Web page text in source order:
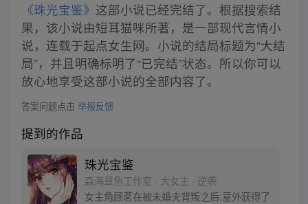
《珠光宝鉴》 这部小说已经完结了。根据搜索结
果，该小说由短耳猫咪所著，是一部现代言情小
说，连载于起点女生网。小说的结局标题为“大结
局”，并且明确标明了“已完结”状态。所以你可以
放心地享受这部小说的全部内容了。
答案问题点击 举报反馈
提到的作品
珠光宝鉴
森海章鱼工作室 · 大女主 · 逆袭
女主角顾茗在被未婚夫背叛之后,意外获得了